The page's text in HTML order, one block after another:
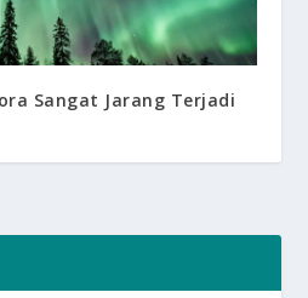
Sangat Jarang Terjadi